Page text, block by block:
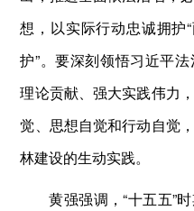
想，以实际行动忠诚拥护
护”。要深刻领悟习近平
理论贡献、强大实践伟力
觉、思想自觉和行动自觉
林建设的生动实践。
黄强强调，“十五五”